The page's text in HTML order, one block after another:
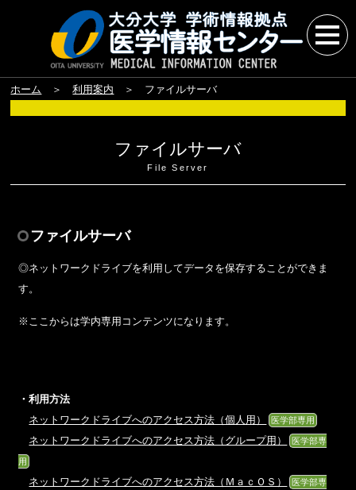
ホーム ＞利用案内 ＞ ファイルサーバ
ファイルサーバ
File Server
ファイルサーバ
◎ネットワークドライブを利用してデータを保存することができま
す。
※ここからは学内専用コンテンツになります。
・利用方法
ネットワークドライブへのアクセス方法（個人用）
医学部専用
ネットワークドライブへのアクセス方法（グループ用） 医学部専
用
ネットワークドライブへのアクセス方法（ＭａｃＯＳ） 医学部専